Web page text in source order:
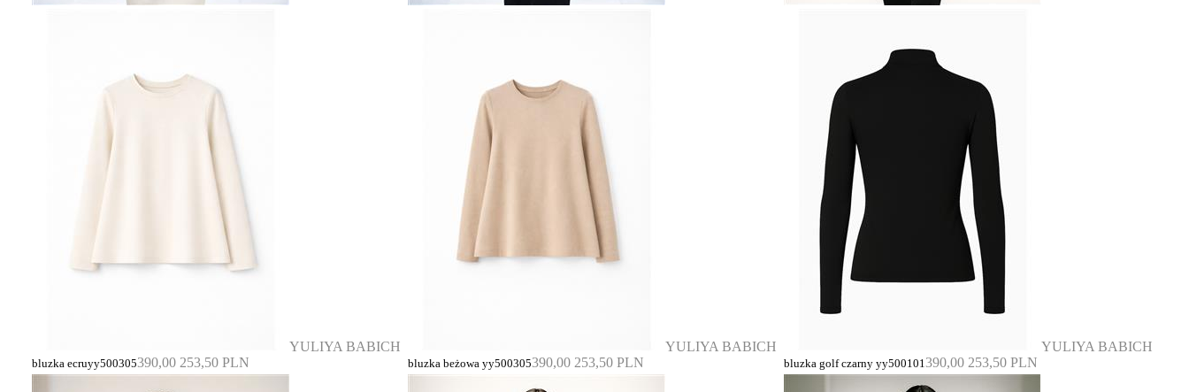
YULIYA BABICH
bluzka ecruyy500305390,00 253,50 PLN
YULIYA BABICH
bluzka beżowa yy500305390,00 253,50 PLN
YULIYA BABICH
bluzka golf czarny yy500101390,00 253,50 PLN